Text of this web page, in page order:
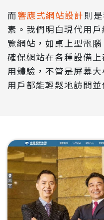
而響應式網站設計則
素。我們明白現代用
覽網站，如桌上型電
確保網站在各種設備
用體驗，不管是屏幕
用戶都能輕鬆地訪問並